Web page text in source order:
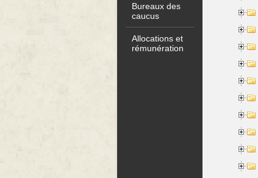
Bureaux des
caucus
Allocations et
rémunération